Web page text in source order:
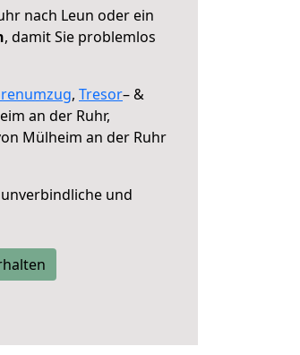
nach Leun oder ein
, damit Sie problemlos
, Tresor– &
an der Ruhr,
Mülheim an der Ruhr
und